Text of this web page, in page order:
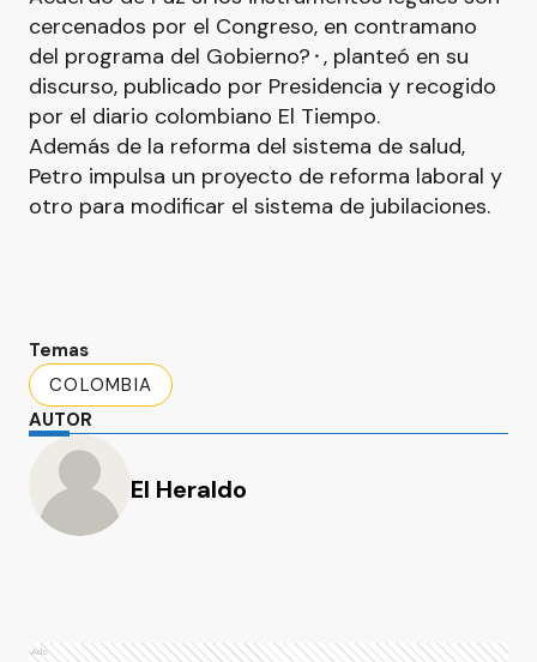
cercenados por el Congreso, en contramano
del programa del Gobierno?⬝, planteó en su
discurso, publicado por Presidencia y recogido
por el diario colombiano El Tiempo.
Además de la reforma del sistema de salud,
Petro impulsa un proyecto de reforma laboral y
otro para modificar el sistema de jubilaciones.
Temas
COLOMBIA
AUTOR
El Heraldo
Ads